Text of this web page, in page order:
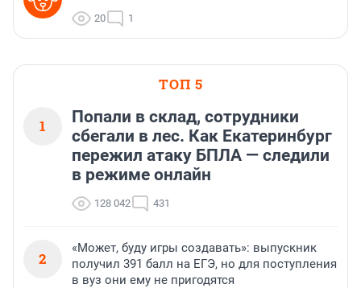
20 1
ТОП 5
1
Попали в склад, сотрудники
сбегали в лес. Как Екатеринбург
пережил атаку БПЛА — следили
в режиме онлайн
128 042 431
2
«Может, буду игры создавать»: выпускник
получил 391 балл на ЕГЭ, но для поступления
в вуз они ему не пригодятся